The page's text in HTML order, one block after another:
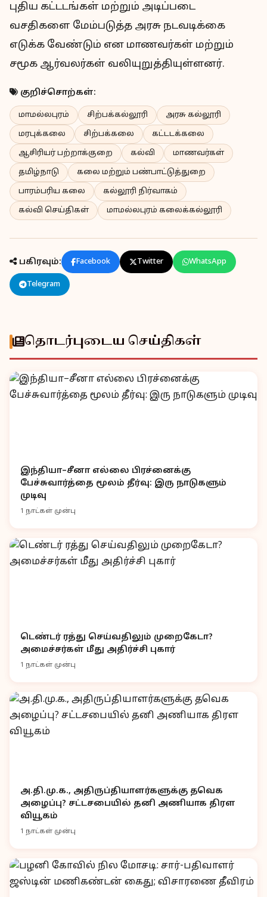
புதிய கட்டடங்கள் மற்றும் அடிப்படை
வசதிகளை மேம்படுத்த அரசு நடவடிக்கை
எடுக்க வேண்டும் என மாணவர்கள் மற்றும்
சமூக ஆர்வலர்கள் வலியுறுத்தியுள்ளனர்.
குறிச்சொற்கள்:
மாமல்லபுரம் சிற்பக்கல்லூரி
அரசு கல்லூரி
மரபுக்கலை
சிற்பக்கலை
கட்டடக்கலை
ஆசிரியர் பற்றாக்குறை
கல்வி
மாணவர்கள்
தமிழ்நாடு
கலை மற்றும் பண்பாட்டுத்துறை
பாரம்பரிய கலை
கல்லூரி நிர்வாகம்
கல்வி செய்திகள்
மாமல்லபுரம் கலைக்கல்லூரி
பகிரவும்: Facebook Twitter WhatsApp
Telegram
தொடர்புடைய செய்திகள்
இந்தியா–சீனா எல்லை பிரச்னைக்கு
பேச்சுவார்த்தை மூலம் தீர்வு: இரு நாடுகளும்
முடிவு
1 நாட்கள் முன்பு
டெண்டர் ரத்து செய்வதிலும் முறைகேடா?
அமைச்சர்கள் மீது அதிர்ச்சி புகார்
1 நாட்கள் முன்பு
அ.தி.மு.க., அதிருப்தியாளர்களுக்கு தவெக
அழைப்பு? சட்டசபையில் தனி அணியாக திரள
வியூகம்
1 நாட்கள் முன்பு